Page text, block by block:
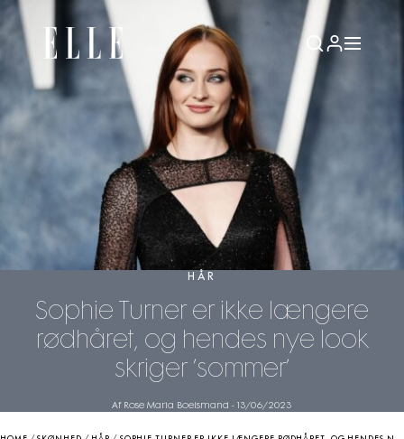
HÅR
Sophie Turner er ikke længere
rødhåret, og hendes nye look
skriger ’sommer’
Af Rose Maria Boelsmand - 13/06/2023